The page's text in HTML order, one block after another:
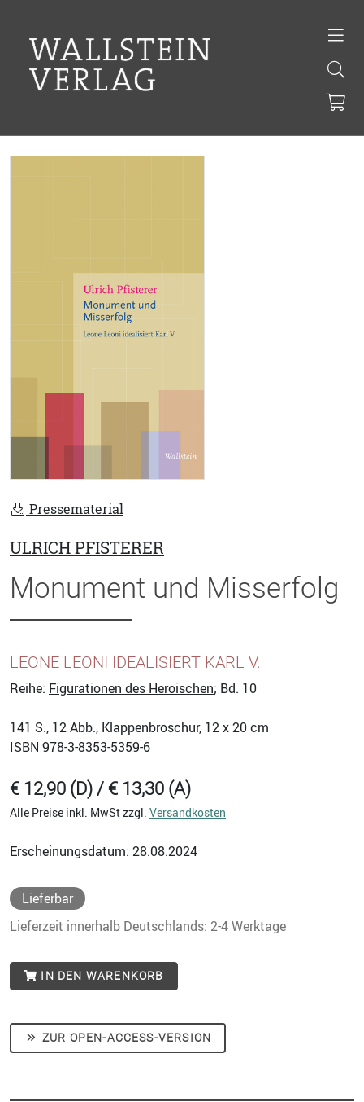
Pressematerial
ULRICH PFISTERER
Monument und Misserfolg
LEONE LEONI IDEALISIERT KARL V.
Reihe: Figurationen des Heroischen; Bd. 10
141 S., 12 Abb., Klappenbroschur, 12 x 20 cm
ISBN 978-3-8353-5359-6
€ 12,90 (D) / € 13,30 (A)
Alle Preise inkl. MwSt zzgl. Versandkosten
Erscheinungsdatum: 28.08.2024
Lieferbar
Lieferzeit innerhalb Deutschlands: 2-4 Werktage
IN DEN WARENKORB
ZUR OPEN-ACCESS-VERSION